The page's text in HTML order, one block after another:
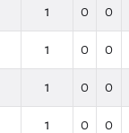
1 0 0
1 0 0
1 0 0
1 0 0